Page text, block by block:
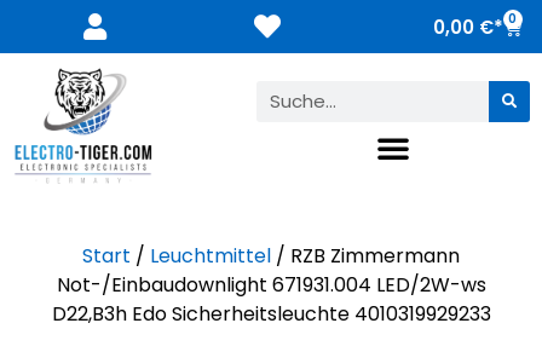
0,00 € 0
Start / Leuchtmittel / RZB Zimmermann
Not-/Einbaudownlight 671931.004 LED/2W-ws
D22,B3h Edo Sicherheitsleuchte 4010319929233